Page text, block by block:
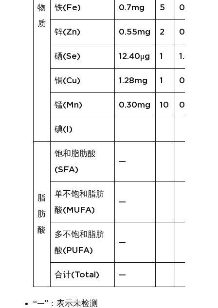
物
质
铁(Fe) 0.7mg 5 0.6mg
锌(Zn) 0.55mg 2 0.23mg
硒(Se) 12.40μg 1 1.49μg
铜(Cu) 1.28mg 1 0.13mg
锰(Mn) 0.30mg 10 0.33mg
碘(I)
脂
肪
酸
饱和脂肪酸
(SFA)
—
单不饱和脂肪
酸(MUFA)
—
多不饱和脂肪
酸(PUFA)
—
合计(Total) —
“—”：表示未检测